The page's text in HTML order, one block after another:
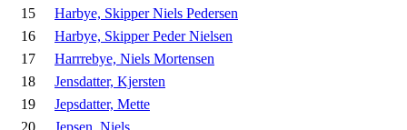
15
Harbye, Skipper Niels Pedersen
16
Harbye, Skipper Peder Nielsen
17
Harrrebye, Niels Mortensen
18
Jensdatter, Kjersten
19
Jepsdatter, Mette